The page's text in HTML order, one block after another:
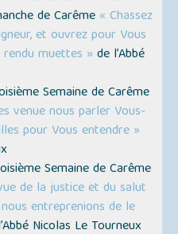
de Carême « Chassez
et ouvrez pour Vous
muettes » de l’Abbé
Semaine de Carême
venue nous parler Vous-
pour Vous entendre »
Semaine de Carême
de la justice et du salut
entreprenions de le
Nicolas Le Tourneux